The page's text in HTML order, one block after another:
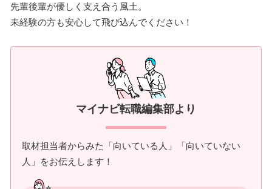
先輩後輩が優しく支え合う風土。
未経験の方も安心して飛び込んでください！
マイナビ転職編集部より
取材担当者からみた「向いている人」「向いていない
人」をお伝えします！